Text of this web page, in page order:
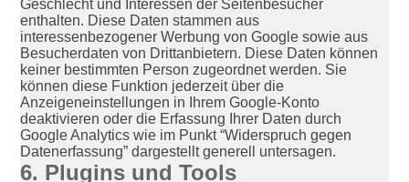
Geschlecht und Interessen der Seitenbesucher
enthalten. Diese Daten stammen aus
interessenbezogener Werbung von Google sowie aus
Besucherdaten von Drittanbietern. Diese Daten können
keiner bestimmten Person zugeordnet werden. Sie
können diese Funktion jederzeit über die
Anzeigeneinstellungen in Ihrem Google-Konto
deaktivieren oder die Erfassung Ihrer Daten durch
Google Analytics wie im Punkt “Widerspruch gegen
Datenerfassung” dargestellt generell untersagen.
6. Plugins und Tools